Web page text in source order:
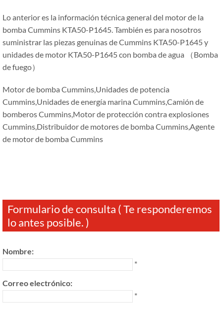
Lo anterior es la información técnica general del motor de la
bomba Cummins KTA50-P1645. También es para nosotros
suministrar las piezas genuinas de Cummins KTA50-P1645 y
unidades de motor KTA50-P1645 con bomba de agua （Bomba
de fuego）
Motor de bomba Cummins,Unidades de potencia
Cummins,Unidades de energía marina Cummins,Camión de
bomberos Cummins,Motor de protección contra explosiones
Cummins,Distribuidor de motores de bomba Cummins,Agente
de motor de bomba Cummins
Formulario de consulta ( Te responderemos
lo antes posible. )
Nombre:
*
Correo electrónico:
*